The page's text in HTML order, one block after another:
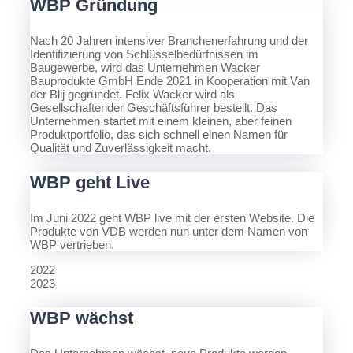
WBP Gründung
Nach 20 Jahren intensiver Branchenerfahrung und der
Identifizierung von Schlüsselbedürfnissen im
Baugewerbe, wird das Unternehmen Wacker
Bauprodukte GmbH Ende 2021 in Kooperation mit Van
der Blij gegründet. Felix Wacker wird als
Gesellschaftender Geschäftsführer bestellt. Das
Unternehmen startet mit einem kleinen, aber feinen
Produktportfolio, das sich schnell einen Namen für
Qualität und Zuverlässigkeit macht.
WBP geht Live
Im Juni 2022 geht WBP live mit der ersten Website. Die
Produkte von VDB werden nun unter dem Namen von
WBP vertrieben.
2022
2023
WBP wächst